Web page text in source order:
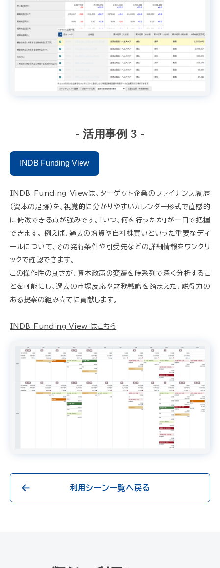
- 活用事例 3 -
INDB Funding View
INDB Funding Viewは、ターゲット企業のファイナンス履歴
（資本の足跡）を、視覚的に分かりやすいカレンダー形式で直感的
に俯瞰できる点が強みです。「いつ、何を行ったか」が一目で把握
できます。 例えば、過去の増資や自社株買いといった重要なディ
ールについて、その発行条件や引受先などの詳細情報をワンクリ
ックで確認できます。
この操作性の良さが、資本政策の変遷を時系列で深く分析するこ
とを可能にし、過去の市場反応や財務戦略を踏まえた、説得力の
ある提案の組み立てに貢献します。
INDB Funding View はこちら
利用シーン一覧へ戻る